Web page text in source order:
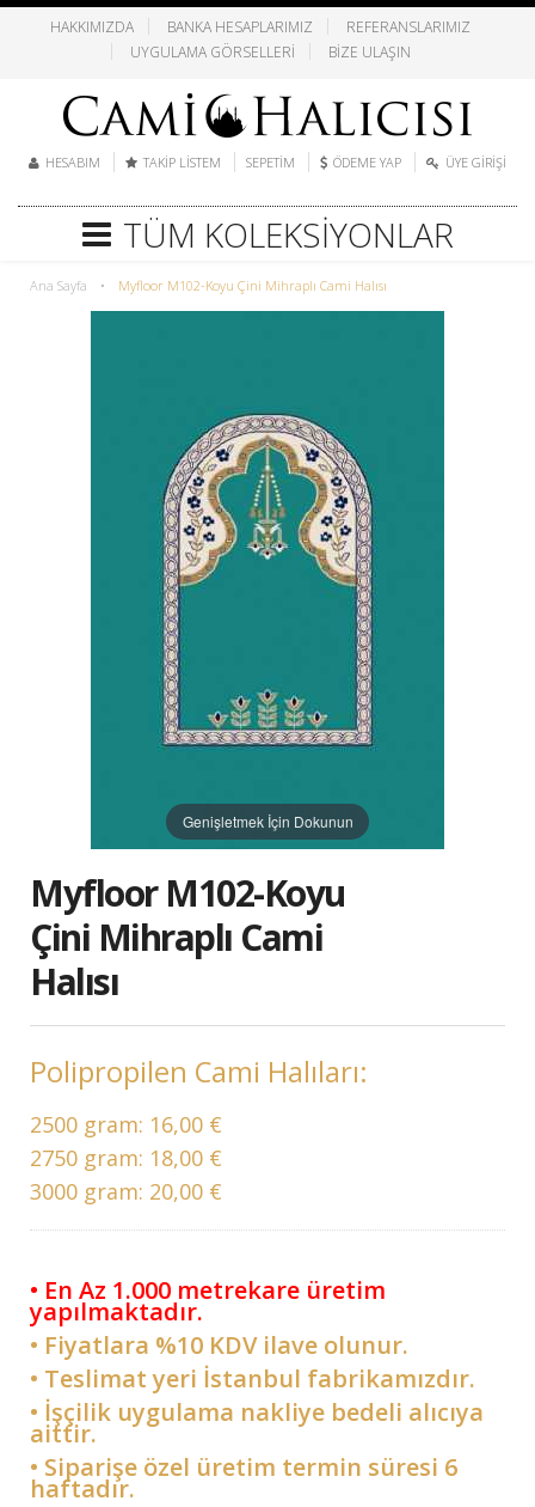
HAKKIMIZDA BANKA HESAPLARIMIZ
REFERANSLARIMIZ
UYGULAMA GÖRSELLERI
BIZE ULAŞIN
HESABIM TAKIP LISTEM SEPETIM ÖDEME YAP ÜYE GIRIŞI
TÜM KOLEKSIYONLAR
Ana Sayfa • Myfloor M102-Koyu Çini Mihraplı Cami Halısı
Genişletmek İçin Dokunun
Myfloor M102-Koyu
Çini Mihraplı Cami
Halısı
Polipropilen Cami Halıları:
2500 gram: 16,00 €
2750 gram: 18,00 €
3000 gram: 20,00 €
• En Az 1.000 metrekare üretim
yapılmaktadır.
• Fiyatlara %10 KDV ilave olunur.
• Teslimat yeri İstanbul fabrikamızdır.
• İşçilik uygulama nakliye bedeli alıcıya
aittir.
• Siparişe özel üretim termin süresi 6
haftadır.